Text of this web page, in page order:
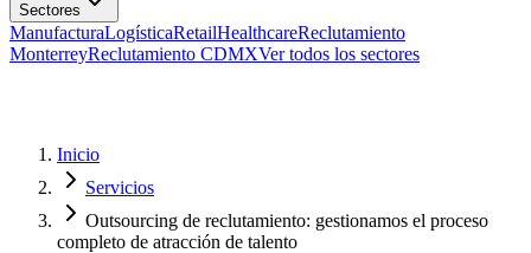
ManufacturaLogísticaRetailHealthcareReclutamiento
MonterreyReclutamiento CDMXVer todos los sectores
Inicio
Servicios
Outsourcing de reclutamiento: gestionamos el proceso
completo de atracción de talento